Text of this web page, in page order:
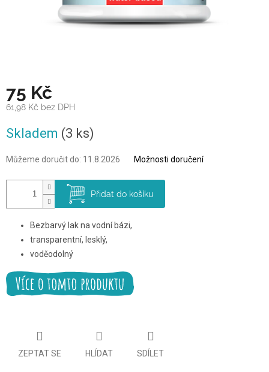
75 Kč
61,98 Kč bez DPH
cena:
Skladem (3 ks)
Můžeme doručit do: 11.8.2026 Možnosti doručení
Přidat do košíku
Bezbarvý lak na vodní bázi,
transparentní, lesklý,
voděodolný
ZEPTAT SE HLÍDAT SDÍLET